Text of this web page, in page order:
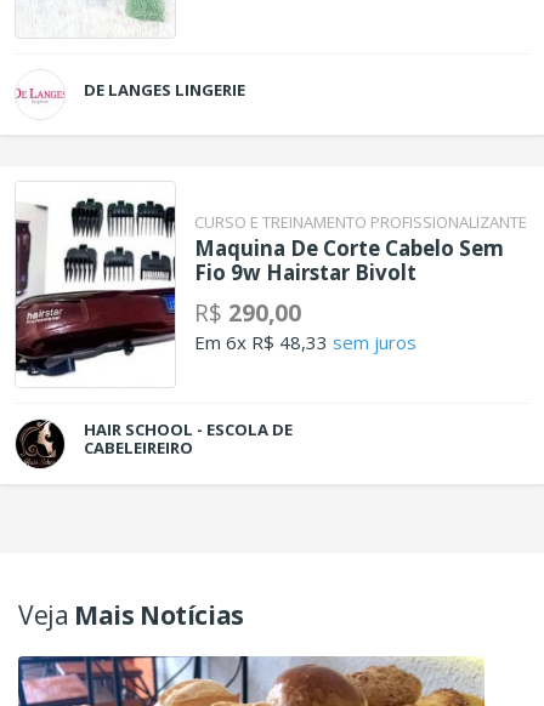
DE LANGES LINGERIE
CURSO E TREINAMENTO PROFISSIONALIZANTE
Maquina De Corte Cabelo Sem
Fio 9w Hairstar Bivolt
R$ 290,00
Em 6x R$ 48,33sem juros
HAIR SCHOOL - ESCOLA DE
CABELEIREIRO
Veja Mais Notícias